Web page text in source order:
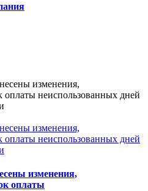
изменения,
оплаты